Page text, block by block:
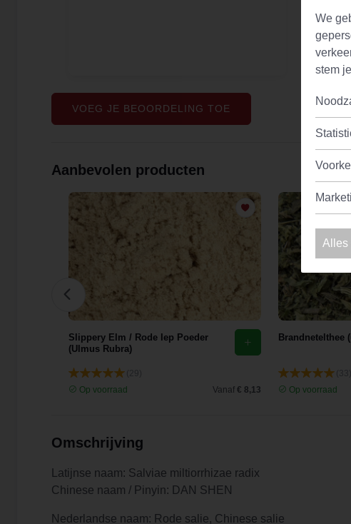
VOEG JE BEOORDELING TOE
Aanbevolen producten
Slippery Elm / Rode Iep Poeder
(Ulmus Rubra)
Op voorraad
Vanaf € 8,13
Brandnetelthee
Op voorraad
Omschrijving
Latijnse naam: Salviae miltiorrhizae radix
Chinese naam / Pinyin: DAN SHEN
Nederlandse naam: Rode salie, Chinese salie
We
stem
Alles